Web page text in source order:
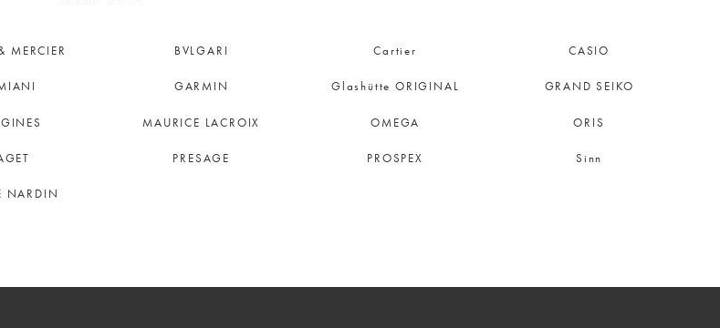
MERCIER BVLGARI Cartier CASIO
GARMIN Glashütte ORIGINAL GRAND SEIKO
MAURICE LACROIX OMEGA ORIS
PRESAGE PROSPEX Sinn
NARDIN